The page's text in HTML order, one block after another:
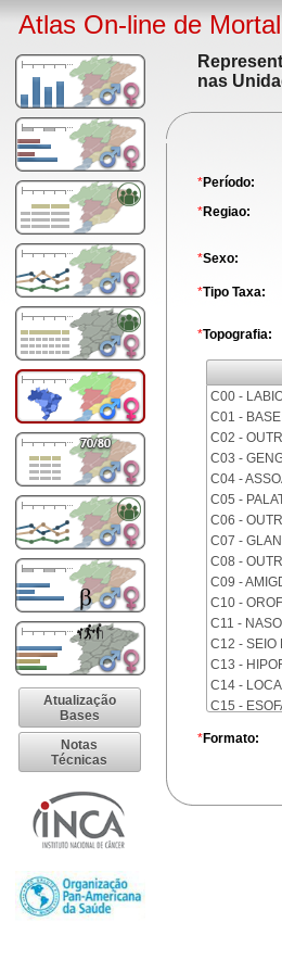
Atlas On-line de
Atualização
Bases
Notas
Técnicas
nas
*Período:
*Regiao:
*Sexo:
*Tipo Taxa:
*Topografia:
C00 -
C01 -
C02 -
C03 -
C04 -
C05 -
C06 -
C07 -
C08 -
C09 -
C10 -
C11 -
C12 - SEIO
C13 -
C14 -
C15 -
C17 -
C20 - RETO
C24 -
*Formato: